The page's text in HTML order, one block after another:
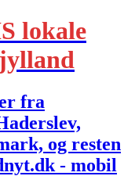
lokale
fra
og resten
- mobil